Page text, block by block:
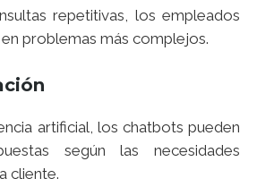
repetitivas, los empleados
problemas más complejos.
artificial, los chatbots pueden
según las necesidades
cliente.